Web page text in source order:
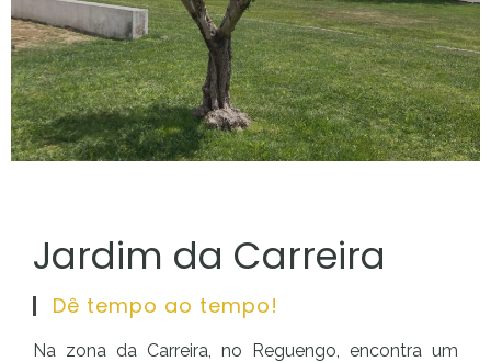
Jardim da Carreira
Dê tempo ao tempo!
Na zona da Carreira, no Reguengo, encontra um